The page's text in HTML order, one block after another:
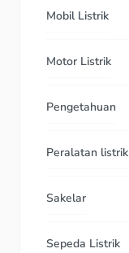
Mobil Listrik
Motor Listrik
Pengetahuan
Peralatan listrik
Sakelar
Sepeda Listrik